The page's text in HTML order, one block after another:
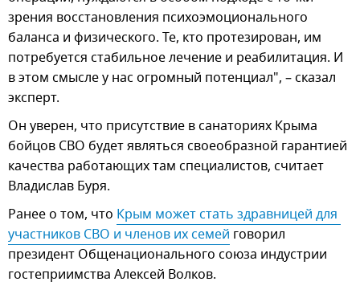
зрения восстановления психоэмоционального
баланса и физического. Те, кто протезирован, им
потребуется стабильное лечение и реабилитация. И
в этом смысле у нас огромный потенциал", – сказал
эксперт.
Он уверен, что присутствие в санаториях Крыма
бойцов СВО будет являться своеобразной гарантией
качества работающих там специалистов, считает
Владислав Буря.
Ранее о том, что Крым может стать здравницей для
участников СВО и членов их семей говорил
президент Общенационального союза индустрии
гостеприимства Алексей Волков.